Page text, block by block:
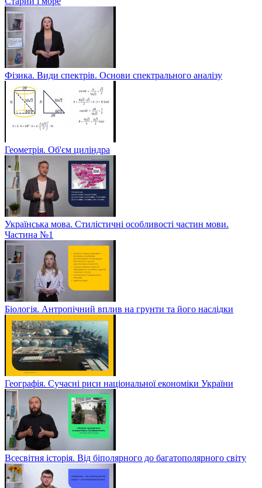
Фізика. Види спектрів. Основи спектрального аналізу
Геометрія. Об'єм циліндра
Українська мова. Стилістичні особливості частин мови.
Частина №1
Біологія. Антропічний вплив на грунти та його наслідки
Географія. Сучасні риси національної економіки України
Всесвітня історія. Від біполярного до багатополярного світу